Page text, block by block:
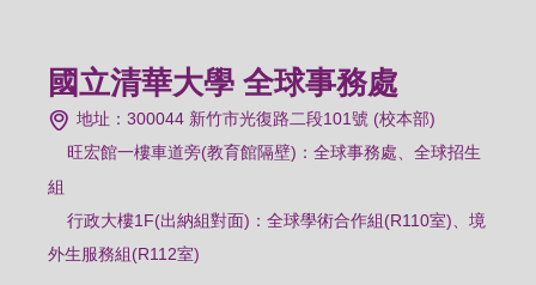
國立清華大學 全球事務處
地址：300044 新竹市光復路二段101號 (校本部)
旺宏館一樓車道旁(教育館隔壁)：全球事務處、全球招生
組
行政大樓1F(出納組對面)：全球學術合作組(R110室)、境
外生服務組(R112室)